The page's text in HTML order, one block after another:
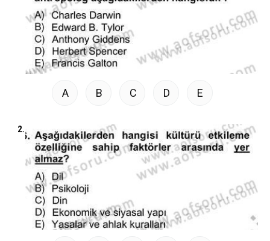
A B C D E
2.